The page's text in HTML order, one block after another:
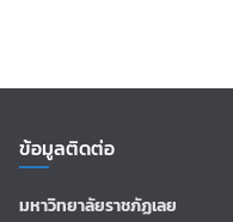
ข้อมูลติดต่อ
มหาวิทยาลัยราชภัฏเลย